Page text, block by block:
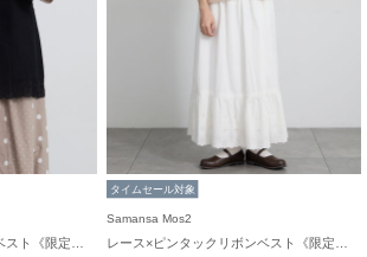
タイムセール対象
Samansa Mos2